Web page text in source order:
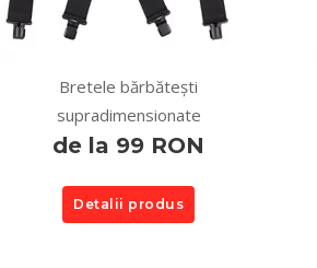
Bretele bărbătești
supradimensionate
de la 99 RON
Detalii produs